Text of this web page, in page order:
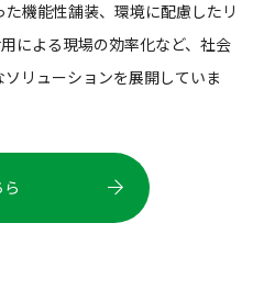
機能性舗装、環境に配慮したリ
による現場の効率化など、社会
リューションを展開していま